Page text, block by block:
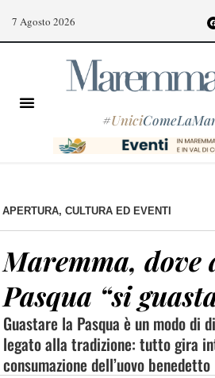
7 Agosto 2026
#Unici
APERTURA, CULTURA ED EVENTI
Maremma, dove
Pasqua “si
Guastare la Pasqua è un modo di
legato alla tradizione: tutto gira
consumazione dell’uovo benedetto